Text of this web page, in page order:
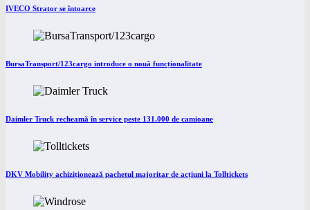
IVECO Strator se întoarce
BursaTransport/123cargo introduce o nouă funcționalitate
Daimler Truck recheamă în service peste 131.000 de camioane
DKV Mobility achiziționează pachetul majoritar de acțiuni la Tolltickets